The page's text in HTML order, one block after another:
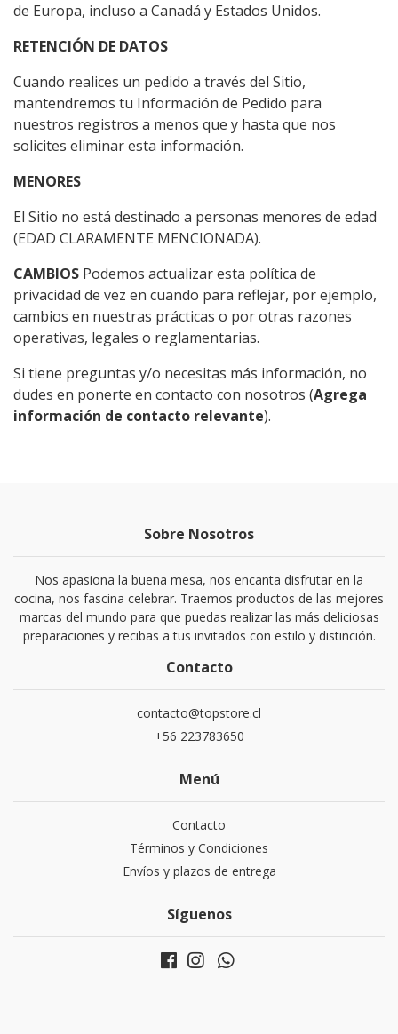
de Europa, incluso a Canadá y Estados Unidos.
RETENCIÓN DE DATOS
Cuando realices un pedido a través del Sitio,
mantendremos tu Información de Pedido para
nuestros registros a menos que y hasta que nos
solicites eliminar esta información.
MENORES
El Sitio no está destinado a personas menores de edad
(EDAD CLARAMENTE MENCIONADA).
CAMBIOS Podemos actualizar esta política de
privacidad de vez en cuando para reflejar, por ejemplo,
cambios en nuestras prácticas o por otras razones
operativas, legales o reglamentarias.
Si tiene preguntas y/o necesitas más información, no
dudes en ponerte en contacto con nosotros (Agrega
información de contacto relevante).
Sobre Nosotros
Nos apasiona la buena mesa, nos encanta disfrutar en la
cocina, nos fascina celebrar. Traemos productos de las mejores
marcas del mundo para que puedas realizar las más deliciosas
preparaciones y recibas a tus invitados con estilo y distinción.
Contacto
contacto@topstore.cl
+56 223783650
Menú
Contacto
Términos y Condiciones
Envíos y plazos de entrega
Síguenos